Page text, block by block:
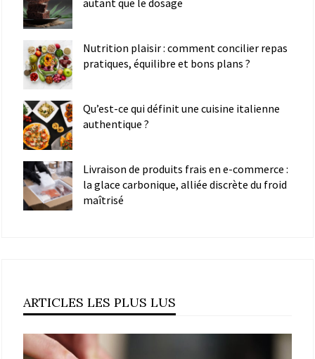
Nutrition plaisir : comment concilier repas
pratiques, équilibre et bons plans ?
Qu’est-ce qui définit une cuisine italienne
authentique ?
Livraison de produits frais en e-commerce :
la glace carbonique, alliée discrète du froid
maîtrisé
ARTICLES LES PLUS LUS